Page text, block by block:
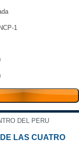
1
DEL PERU
LAS CUATRO